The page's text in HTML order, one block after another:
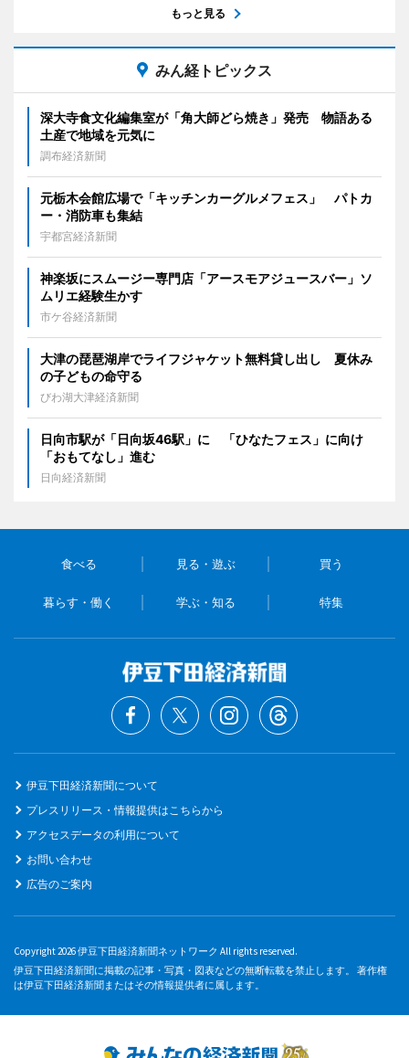
もっと見る
みん経トピックス
深大寺食文化編集室が「角大師どら焼き」発売 物語ある
土産で地域を元気に
調布経済新聞
元栃木会館広場で「キッチンカーグルメフェス」 パトカ
ー・消防車も集結
宇都宮経済新聞
神楽坂にスムージー専門店「アースモアジュースバー」ソ
ムリエ経験生かす
市ケ谷経済新聞
大津の琵琶湖岸でライフジャケット無料貸し出し 夏休み
の子どもの命守る
びわ湖大津経済新聞
日向市駅が「日向坂46駅」に 「ひなたフェス」に向け
「おもてなし」進む
日向経済新聞
食べる 見る・遊ぶ 買う
暮らす・働く 学ぶ・知る 特集
伊豆下田経済新聞について
プレスリリース・情報提供はこちらから
アクセスデータの利用について
お問い合わせ
広告のご案内
Copyright 2026 伊豆下田経済新聞ネットワーク All rights reserved.
伊豆下田経済新聞に掲載の記事・写真・図表などの無断転載を禁止します。 著作権
は伊豆下田経済新聞またはその情報提供者に属します。